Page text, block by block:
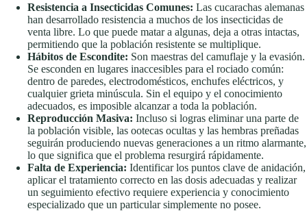
Resistencia a Insecticidas Comunes: Las cucarachas alemanas
han desarrollado resistencia a muchos de los insecticidas de
venta libre. Lo que puede matar a algunas, deja a otras intactas,
permitiendo que la población resistente se multiplique.
Hábitos de Escondite: Son maestras del camuflaje y la evasión.
Se esconden en lugares inaccesibles para el rociado común:
dentro de paredes, electrodomésticos, enchufes eléctricos, y
cualquier grieta minúscula. Sin el equipo y el conocimiento
adecuados, es imposible alcanzar a toda la población.
Reproducción Masiva: Incluso si logras eliminar una parte de
la población visible, las ootecas ocultas y las hembras preñadas
seguirán produciendo nuevas generaciones a un ritmo alarmante,
lo que significa que el problema resurgirá rápidamente.
Falta de Experiencia: Identificar los puntos clave de anidación,
aplicar el tratamiento correcto en las dosis adecuadas y realizar
un seguimiento efectivo requiere experiencia y conocimiento
especializado que un particular simplemente no posee.